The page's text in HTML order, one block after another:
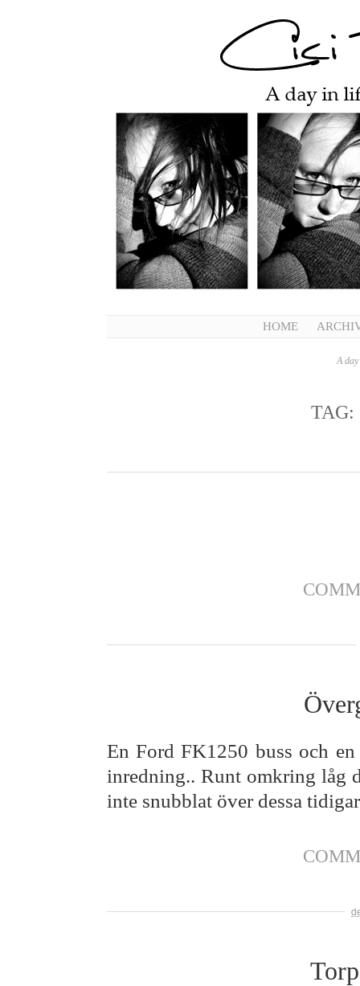
HOME
A
TAG:
En Ford FK1250 buss och
inredning.. Runt omkring låg
inte snubblat över dessa